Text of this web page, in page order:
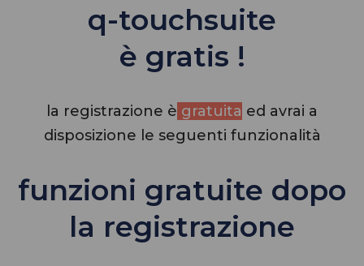
q-touchsuite
è gratis !
la registrazione è gratuita ed avrai a
disposizione le seguenti funzionalità
funzioni gratuite dopo
la registrazione